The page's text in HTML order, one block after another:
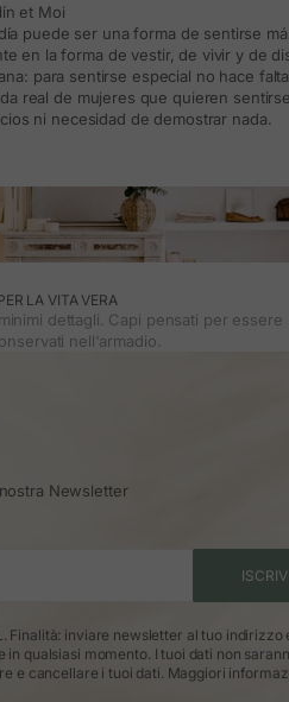
et Moi
puede ser una forma de sentirse
en la forma de vestir, de vivir y de
para sentirse especial no hace
real de mujeres que quieren
ni necesidad de demostrar nada.
LA VITA VERA
dettagli. Capi pensati per essere
nell'armadio.
Newsletter
Finalità: inviare newsletter al tuo indirizzo
qualsiasi momento. I tuoi dati non
e cancellare i tuoi dati. Maggiori